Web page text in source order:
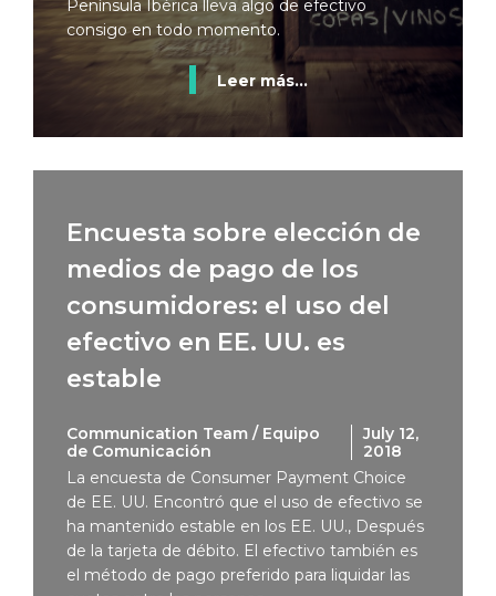
Península Ibérica lleva algo de efectivo
consigo en todo momento.
Leer más...
Encuesta sobre elección de
medios de pago de los
consumidores: el uso del
efectivo en EE. UU. es
estable
Communication Team / Equipo
de Comunicación
July 12,
2018
La encuesta de Consumer Payment Choice
de EE. UU. Encontró que el uso de efectivo se
ha mantenido estable en los EE. UU., Después
de la tarjeta de débito. El efectivo también es
el método de pago preferido para liquidar las